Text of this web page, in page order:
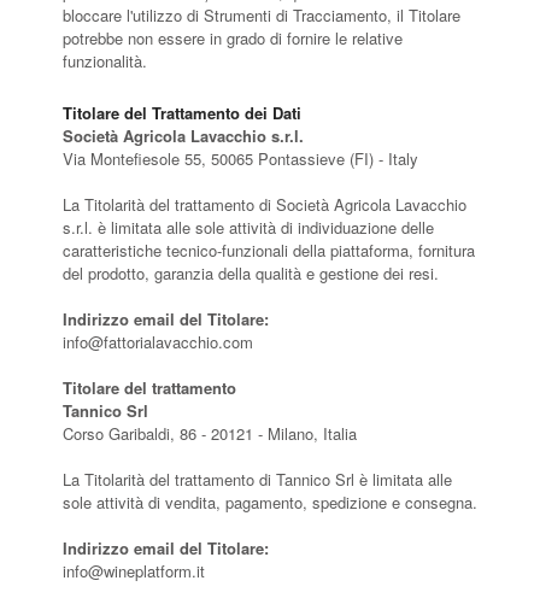
bloccare l'utilizzo di Strumenti di Tracciamento, il Titolare
potrebbe non essere in grado di fornire le relative
funzionalità.
Titolare del Trattamento dei Dati
Società Agricola Lavacchio s.r.l.
Via Montefiesole 55, 50065 Pontassieve (FI) - Italy
La Titolarità del trattamento di Società Agricola Lavacchio
s.r.l. è limitata alle sole attività di individuazione delle
caratteristiche tecnico-funzionali della piattaforma, fornitura
del prodotto, garanzia della qualità e gestione dei resi.
Indirizzo email del Titolare:
info@fattorialavacchio.com
Titolare del trattamento
Tannico Srl
Corso Garibaldi, 86 - 20121 - Milano, Italia
La Titolarità del trattamento di Tannico Srl è limitata alle
sole attività di vendita, pagamento, spedizione e consegna.
Indirizzo email del Titolare:
info@wineplatform.it